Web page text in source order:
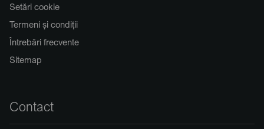
Setări cookie
Termeni și condiții
Întrebări frecvente
Sitemap
Contact